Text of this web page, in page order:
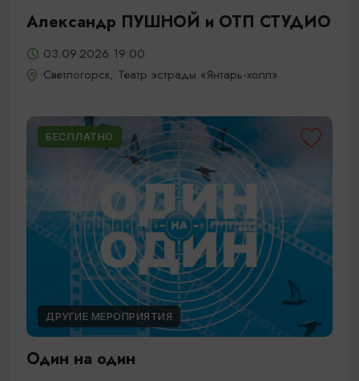
Александр ПУШНОЙ и ОТП СТУДИО
03.09.2026 19:00
Светлогорск, Театр эстрады «Янтарь-холл»
БЕСПЛАТНО
ДРУГИЕ МЕРОПРИЯТИЯ
Один на один